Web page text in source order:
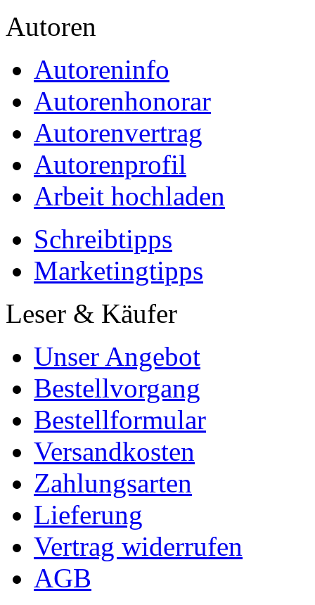
Autoren
Autoreninfo
Autorenhonorar
Autorenvertrag
Autorenprofil
Arbeit hochladen
Schreibtipps
Marketingtipps
Leser & Käufer
Unser Angebot
Bestellvorgang
Bestellformular
Versandkosten
Zahlungsarten
Lieferung
Vertrag widerrufen
AGB